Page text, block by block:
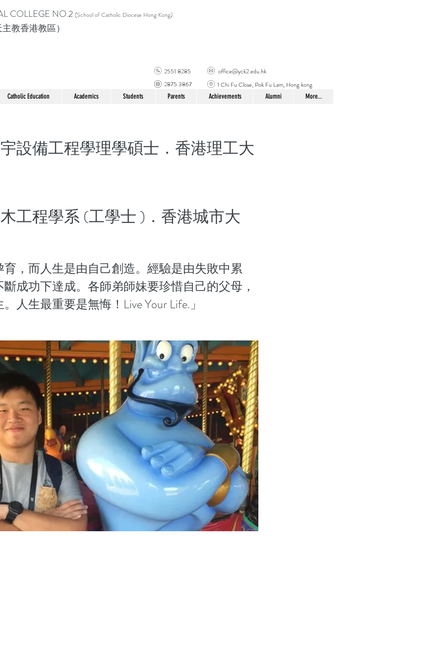
COLLEGE NO.2 (School of Catholic Diocese Hong Kong)
教香港教區）
2551 8285
office@yck2.edu.hk
2875 3867
1 Chi Fu Close, Pok Fu Lam, Hong kong
Catholic Education Academics Students Parents Achievements Alumni More...
設備工程學理學碩士．香港理工大
工程學系 (工學士 )．香港城市大
育，而人生是由自己創造。經驗是由失敗中累
成功下達成。各師弟師妹要珍惜自己的父母，
人生最重要是無悔！Live Your Life.」